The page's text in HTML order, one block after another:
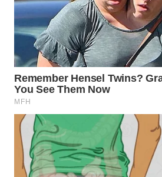
WAHANA
TRAVEL
WAHANA
TV
WAHANANEWS
ID
WAHANANEWS
CO ID